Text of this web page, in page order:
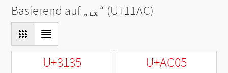
Basierend auf „ᆬ“ (U+11AC)
U+3135 U+AC05